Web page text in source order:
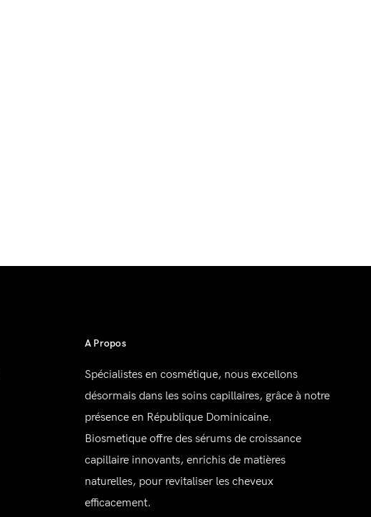
A Propos
Spécialistes en cosmétique, nous excellons
désormais dans les soins capillaires, grâce à notre
présence en République Dominicaine.
Biosmetique offre des sérums de croissance
capillaire innovants, enrichis de matières
naturelles, pour revitaliser les cheveux
efficacement.